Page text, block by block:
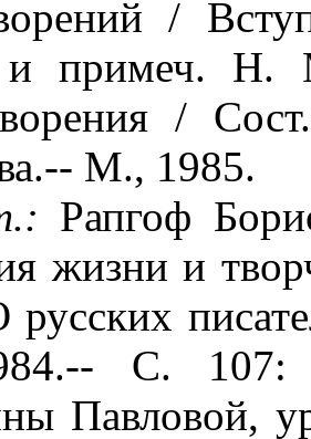
/
и примеч.
/
М., 1985.
Рапгоф
жизни и
C. 107:
Павловой,